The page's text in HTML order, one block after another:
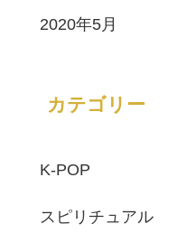
2020年5月
カテゴリー
K-POP
スピリチュアル